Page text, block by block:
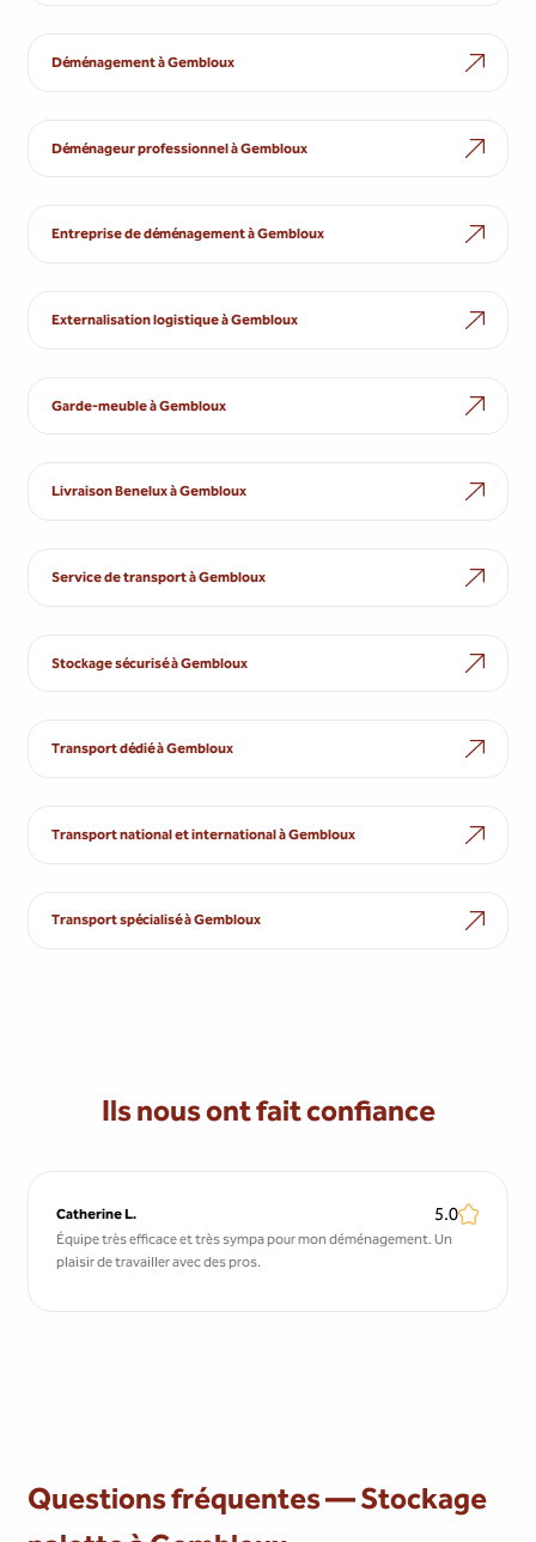
Déménagement à Gembloux
Déménageur professionnel à Gembloux
Entreprise de déménagement à Gembloux
Externalisation logistique à Gembloux
Garde-meuble à Gembloux
Livraison Benelux à Gembloux
Service de transport à Gembloux
Stockage sécurisé à Gembloux
Transport dédié à Gembloux
Transport national et international à Gembloux
Transport spécialisé à Gembloux
Ils nous ont fait confiance
Catherine L. 5.0
Équipe très efficace et très sympa pour mon déménagement. Un
plaisir de travailler avec des pros.
Questions fréquentes — Stockage